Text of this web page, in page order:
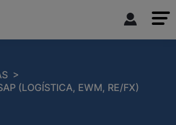
>
(LOGÍSTICA, EWM, RE/FX)